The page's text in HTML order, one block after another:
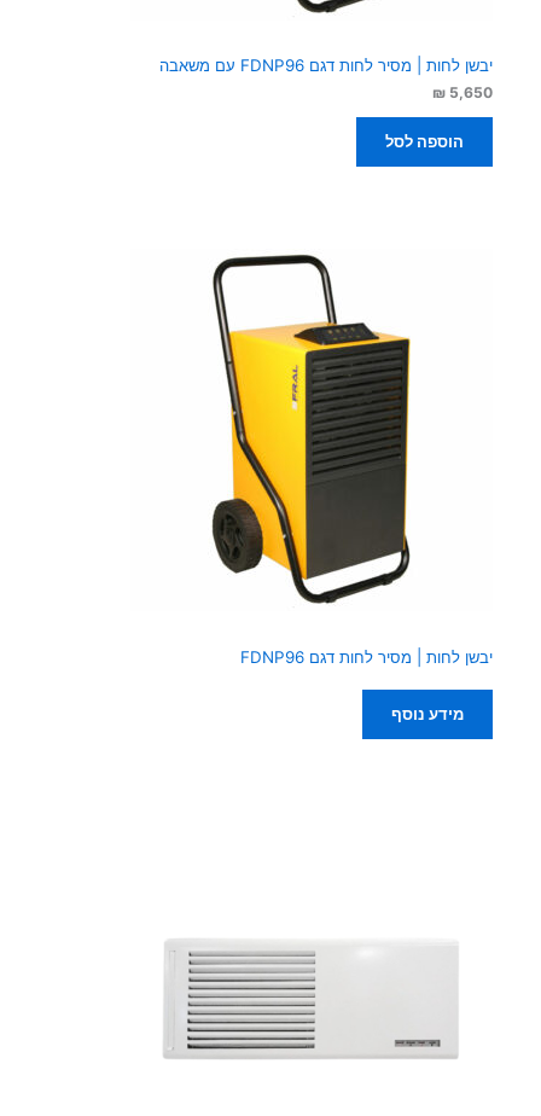
יבשן לחות | מסיר לחות דגם FDNP96 עם משאבה
5,650
₪
הוספה לסל
יבשן לחות | מסיר לחות דגם FDNP96
מידע נוסף